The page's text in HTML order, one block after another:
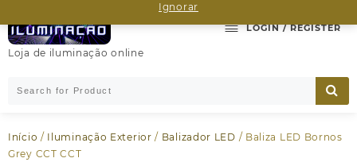
Ignorar
Loja de iluminação online
LOGIN / REGISTER
Início / Iluminação Exterior / Balizador LED / Baliza LED Bornos
Grey CCT CCT